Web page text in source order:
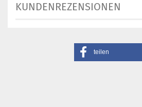
KUNDENREZENSIONEN
teilen